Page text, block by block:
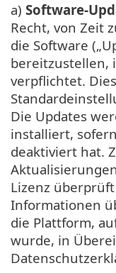
a) Software-
Recht, von Zeit
die Software
bereitzustellen,
verpflichtet.
Die Updates
installiert,
deaktiviert hat.
Lizenz
Informationen
die Plattform,
wurde, in